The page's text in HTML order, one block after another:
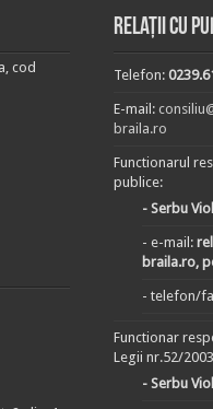
cod
Relații cu
Telefon:
E-mail:
braila.ro
Functionarul
publice:
- Serbu
- e-mail:
braila.ro,
- telefon/
Functionar
Legii nr.52/
- Serbu